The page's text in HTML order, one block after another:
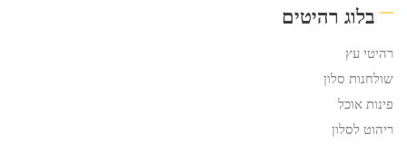
בלוג רהיטים
רהיטי עץ
שולחנות סלון
פינות אוכל
ריהוט לסלון